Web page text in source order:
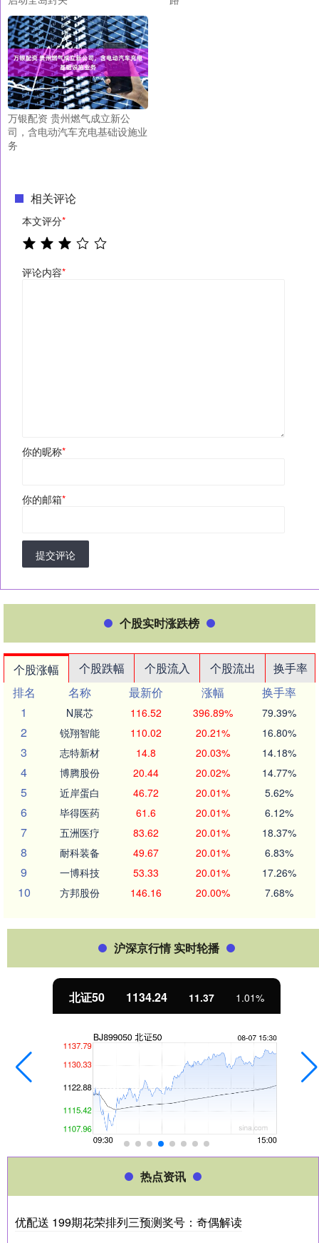
万银配资 贵州燃气成立新公
司，含电动汽车充电基础设施业
务
相关评论
本文评分*
评论内容*
你的昵称*
你的邮箱*
提交评论
个股实时涨跌榜
个股涨幅 个股跌幅 个股流入 个股流出
换手率
排名
名称 最新价 涨幅
换手率
1
N展芯 116.52 396.89% 79.39%
2 锐翔智能 110.02 20.21% 16.80%
3 志特新材 14.8 20.03% 14.18%
4 博腾股份 20.44 20.02% 14.77%
5 近岸蛋白 46.72 20.01% 5.62%
6 毕得医药 61.6 20.01% 6.12%
7 五洲医疗 83.62 20.01% 18.37%
8 耐科装备 49.67 20.01% 6.83%
9 一博科技 53.33 20.01% 17.26%
10 方邦股份 146.16 20.00% 7.68%
沪深京行情 实时轮播
北证50 1134.24 11.37 1.01%
热点资讯
优配送 199期花荣排列三预测奖号：奇偶解读